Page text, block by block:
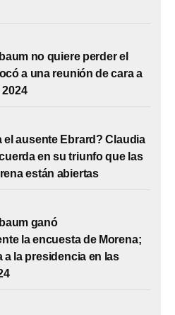
no quiere perder el
a una reunión de cara a
el ausente Ebrard? Claudia
en su triunfo que las
están abiertas
ganó
la encuesta de Morena;
a la presidencia en las